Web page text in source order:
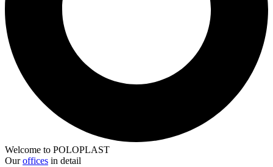
Welcome to POLOPLAST
Ouroffices in detail